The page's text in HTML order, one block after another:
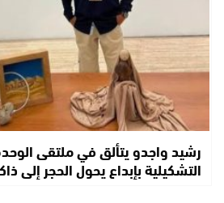
رشيد واجدو يتألق في ملتقى
التشكيلية بإبداع يحول الحجر إلى